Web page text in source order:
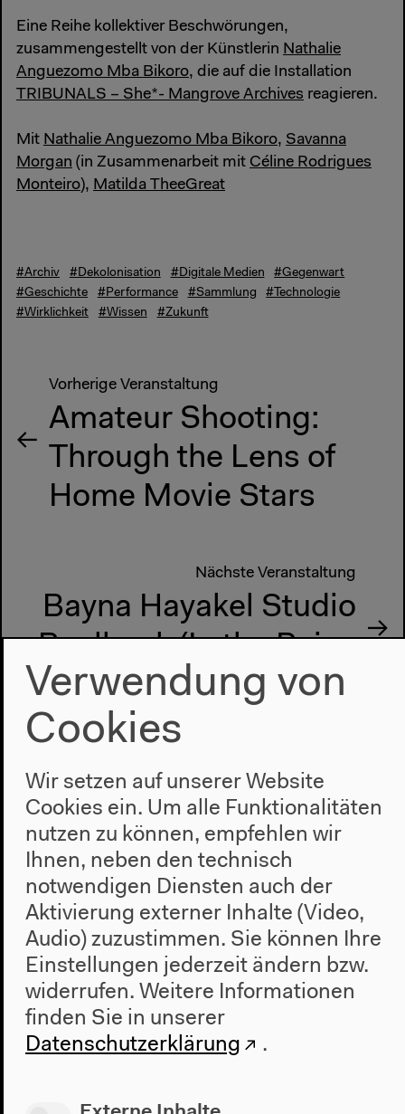
Eine Reihe kollektiver Beschwörungen,
zusammengestellt von der Künstlerin Nathalie
Anguezomo Mba Bikoro, die auf die Installation
TRIBUNALS – She*- Mangrove Archives reagieren.
Mit Nathalie Anguezomo Mba Bikoro, Savanna
Morgan (in Zusammenarbeit mit Céline Rodrigues
Monteiro), Matilda TheeGreat
#Archiv #Dekolonisation #Digitale Medien
#Gegenwart
#Geschichte
#Performance #Sammlung
#Technologie
#Wirklichkeit
#Wissen #Zukunft
Vorherige Veranstaltung
Amateur Shooting:
Through the Lens of
Home Movie Stars
Nächste Veranstaltung
Bayna Hayakel Studio
Baalbeck (In the Ruins
of Baalbeck Studios)
Verwendung von
Cookies
Wir setzen auf unserer Website
Cookies ein. Um alle Funktionalitäten
nutzen zu können, empfehlen wir
Ihnen, neben den technisch
notwendigen Diensten auch der
Aktivierung externer Inhalte (Video,
Audio) zuzustimmen. Sie können Ihre
Einstellungen jederzeit ändern bzw.
widerrufen. Weitere Informationen
finden Sie in unserer
Datenschutzerklärung
.